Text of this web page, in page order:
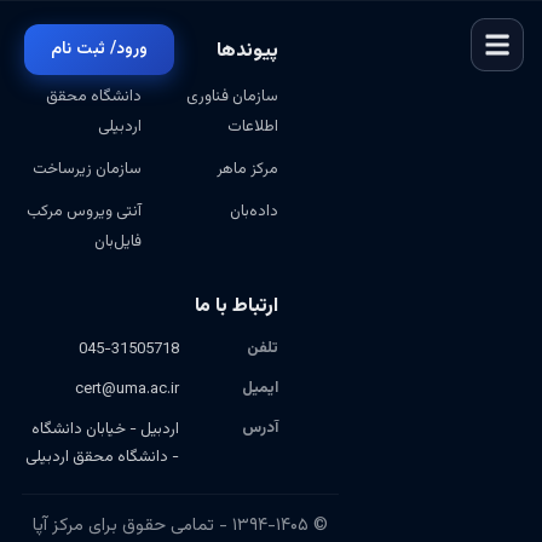
ورود/ ثبت نام پیوندها
سازمان فناوری
اطلاعات
دانشگاه محقق
اردبیلی
مرکز ماهر
سازمان زیرساخت
داده‌بان
آنتی ویروس مرکب
فایل‌بان
ارتباط با ما
تلفن
045-31505718
ایمیل
cert@uma.ac.ir
آدرس
اردبیل - خیابان دانشگاه
- دانشگاه محقق اردبیلی
© ۱۳۹۴-۱۴۰۵ - تمامی حقوق برای مرکز آپا